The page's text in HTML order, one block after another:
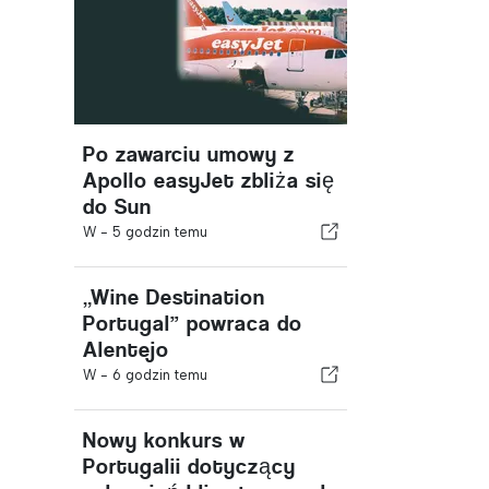
Po zawarciu umowy z
Apollo easyJet zbliża się
do Sun
W - 5 godzin temu
„Wine Destination
Portugal” powraca do
Alentejo
W - 6 godzin temu
Nowy konkurs w
Portugalii dotyczący